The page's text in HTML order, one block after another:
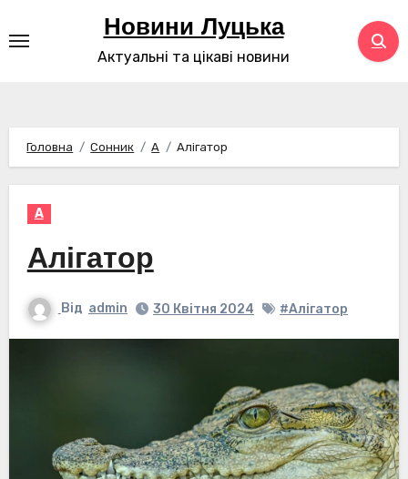
до
Новини Луцька
Актуальні та цікаві новини
Головна Сонник А Алігатор
А
Алігатор
Від admin 30 Квітня 2024 #Алігатор